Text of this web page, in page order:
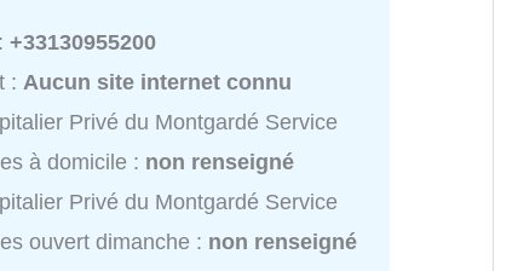
+33130955200
: Aucun site internet connu
Privé du Montgardé Service
à domicile : non renseigné
Privé du Montgardé Service
ouvert dimanche : non renseigné